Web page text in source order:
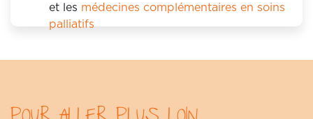
et les médecines complémentaires en soins
palliatifs